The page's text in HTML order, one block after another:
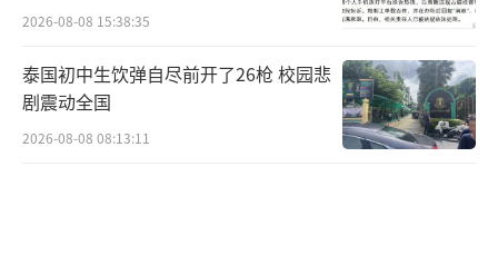
2026-08-08 15:38:35
泰国初中生饮弹自尽前开了26枪 校园悲
剧震动全国
2026-08-08 08:13:11